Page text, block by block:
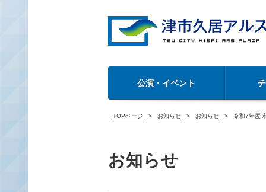
公演・イベント
TOPページ お知らせ お知らせ 令和7年度
お知らせ